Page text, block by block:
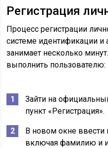
Регистрация
Процесс регистрации
системе идентификации и
занимает несколько
выполнить пользователю:
Зайти на
пункт «Регистрация».
В новом окне
включая фамилию и